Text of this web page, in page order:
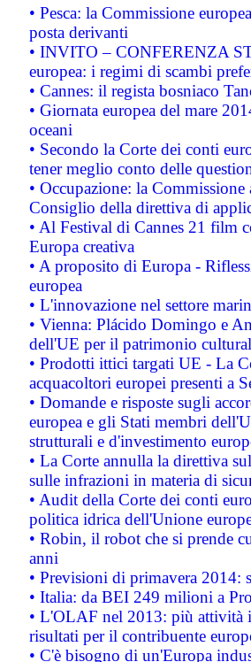
• Pesca: la Commissione
posta derivanti
• INVITO – CONFERENZA
europea: i regimi di scambi
• Cannes: il regista bosniaco
• Giornata europea del mare
oceani
• Secondo la Corte dei conti
tener meglio conto delle
• Occupazione: la
Consiglio della direttiva di
• Al Festival di Cannes 21 film
Europa creativa
• A proposito di Europa -
europea
• L'innovazione nel settore
• Vienna: Plácido Domingo e
dell'UE per il patrimonio
• Prodotti ittici targati UE - La
acquacoltori europei presenti a
• Domande e risposte sugli
europea e gli Stati membri
strutturali e d'investimento
• La Corte annulla la direttiva
sulle infrazioni in materia di
• Audit della Corte dei conti
politica idrica dell'Unione
• Robin, il robot che si prende
anni
• Previsioni di primavera 2014:
• Italia: da BEI 249 milioni a
• L'OLAF nel 2013: più attività
risultati per il contribuente
• C'è bisogno di un'Europa